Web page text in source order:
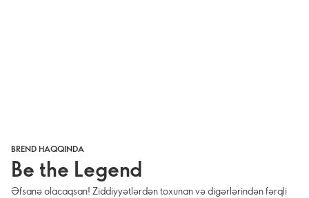
BREND HAQQINDA
Be the Legend
Əfsanə olacaqsan! Ziddiyyətlərdən toxunan və digərlərindən fərqli